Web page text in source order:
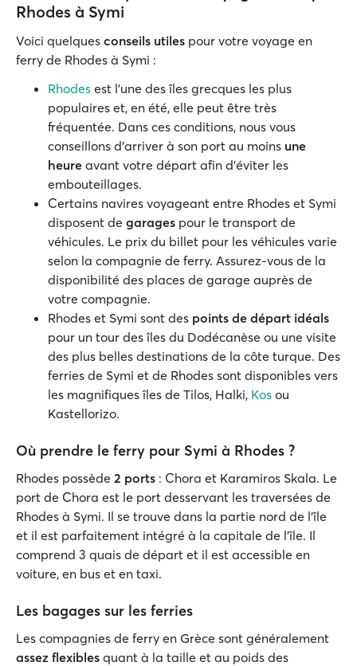
Rhodes à Symi
Voici quelques conseils utiles pour votre voyage en
ferry de Rhodes à Symi :
Rhodes est l'une des îles grecques les plus
populaires et, en été, elle peut être très
fréquentée. Dans ces conditions, nous vous
conseillons d'arriver à son port au moins une
heure avant votre départ afin d'éviter les
embouteillages.
Certains navires voyageant entre Rhodes et Symi
disposent de garages pour le transport de
véhicules. Le prix du billet pour les véhicules varie
selon la compagnie de ferry. Assurez-vous de la
disponibilité des places de garage auprès de
votre compagnie.
Rhodes et Symi sont des points de départ idéals
pour un tour des îles du Dodécanèse ou une visite
des plus belles destinations de la côte turque. Des
ferries de Symi et de Rhodes sont disponibles vers
les magnifiques îles de Tilos, Halki, Kos ou
Kastellorizo.
Où prendre le ferry pour Symi à Rhodes ?
Rhodes possède 2 ports : Chora et Karamiros Skala. Le
port de Chora est le port desservant les traversées de
Rhodes à Symi. Il se trouve dans la partie nord de l’île
et il est parfaitement intégré à la capitale de l’île. Il
comprend 3 quais de départ et il est accessible en
voiture, en bus et en taxi.
Les bagages sur les ferries
Les compagnies de ferry en Grèce sont généralement
assez flexibles quant à la taille et au poids des